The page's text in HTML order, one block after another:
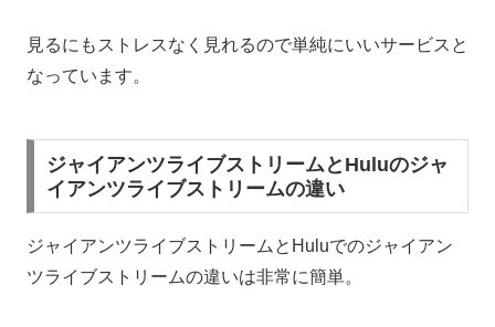
見るにもストレスなく見れるので単純にいいサービスと
なっています。
ジャイアンツライブストリームとHuluのジャ
イアンツライブストリームの違い
ジャイアンツライブストリームとHuluでのジャイアン
ツライブストリームの違いは非常に簡単。